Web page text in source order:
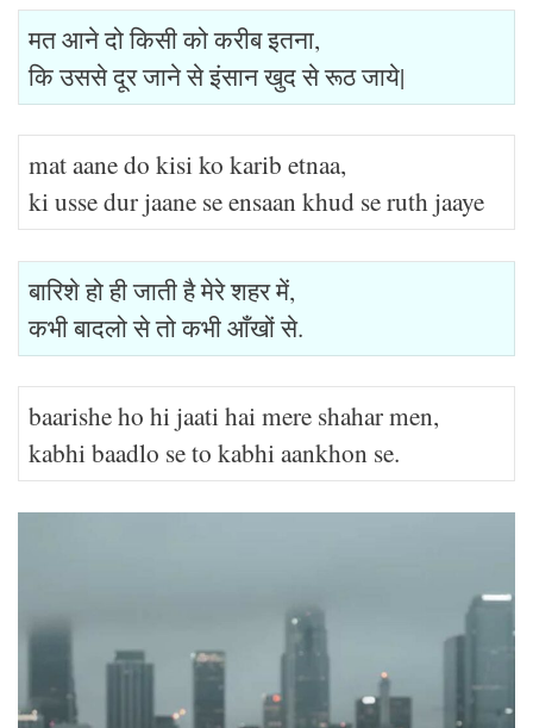
मत आने दो किसी को करीब इतना,
कि उससे दूर जाने से इंसान खुद से रूठ जाये|
mat aane do kisi ko karib etnaa,
ki usse dur jaane se ensaan khud se ruth jaaye
बारिशे हो ही जाती है मेरे शहर में,
कभी बादलो से तो कभी आँखों से.
baarishe ho hi jaati hai mere shahar men,
kabhi baadlo se to kabhi aankhon se.